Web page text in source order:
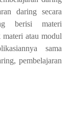
daring secara
berisi materi
atau modul
sama
pembelajaran